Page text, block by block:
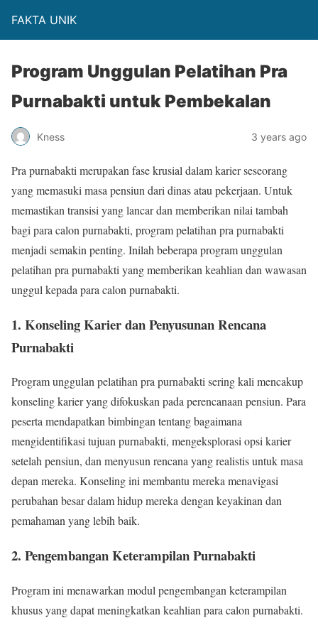
FAKTA UNIK
Program Unggulan Pelatihan Pra
Purnabakti untuk Pembekalan
Kness 3 years ago
Pra purnabakti merupakan fase krusial dalam karier seseorang
yang memasuki masa pensiun dari dinas atau pekerjaan. Untuk
memastikan transisi yang lancar dan memberikan nilai tambah
bagi para calon purnabakti, program pelatihan pra purnabakti
menjadi semakin penting. Inilah beberapa program unggulan
pelatihan pra purnabakti yang memberikan keahlian dan wawasan
unggul kepada para calon purnabakti.
1. Konseling Karier dan Penyusunan Rencana
Purnabakti
Program unggulan pelatihan pra purnabakti sering kali mencakup
konseling karier yang difokuskan pada perencanaan pensiun. Para
peserta mendapatkan bimbingan tentang bagaimana
mengidentifikasi tujuan purnabakti, mengeksplorasi opsi karier
setelah pensiun, dan menyusun rencana yang realistis untuk masa
depan mereka. Konseling ini membantu mereka menavigasi
perubahan besar dalam hidup mereka dengan keyakinan dan
pemahaman yang lebih baik.
2. Pengembangan Keterampilan Purnabakti
Program ini menawarkan modul pengembangan keterampilan
khusus yang dapat meningkatkan keahlian para calon purnabakti.